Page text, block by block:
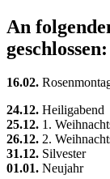
An
geschlossen:
16.02.
24.12. Heiligabend
25.12. 1.
26.12. 2.
31.12. Silvester
01.01. Neujahr